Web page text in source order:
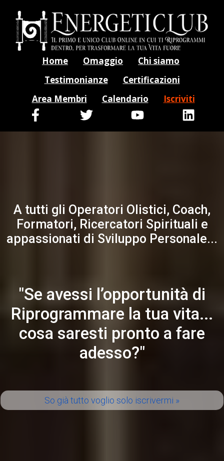
Home Omaggio
Chi siamo
Testimonianze
Certificazioni
Area Membri
Calendario Iscriviti
A tutti gli Operatori Olistici, Coach,
Formatori, Ricercatori Spirituali e
appassionati di Sviluppo Personale...
"Se avessi l’opportunità di
Riprogrammare la tua vita...
cosa saresti pronto a fare
adesso?"
So già tutto voglio solo iscrivermi »